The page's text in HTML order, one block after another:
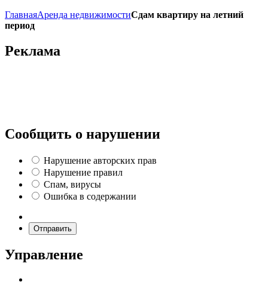
ГлавнаяАренда недвижимостиСдам квартиру на летний
период
Реклама
Сообщить о нарушении
Нарушение авторских прав
Нарушение правил
Спам, вирусы
Ошибка в содержании
Отправить
Управление